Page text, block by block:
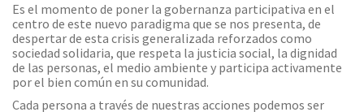
Es el momento de poner la gobernanza participativa en el
centro de este nuevo paradigma que se nos presenta, de
despertar de esta crisis generalizada reforzados como
sociedad solidaria, que respeta la justicia social, la dignidad
de las personas, el medio ambiente y participa activamente
por el bien común en su comunidad.
Cada persona a través de nuestras acciones podemos ser